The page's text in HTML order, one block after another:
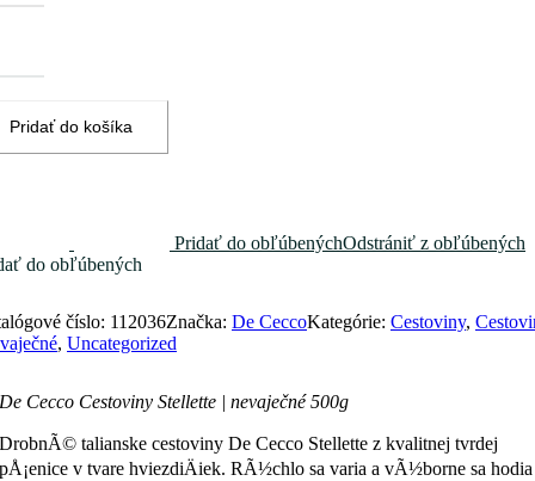
Pridať do košíka
Pridať do obľúbenýchOdstrániť z obľúbených
do obľúbených
číslo: 112036Značka: De CeccoKategórie: Cestoviny,
, Uncategorized
De Cecco Cestoviny Stellette | nevaječné 500g
DrobnÃ© talianske cestoviny De Cecco Stellette z kvalitnej tvrdej
pÅ¡enice v tvare hviezdiÄiek. RÃ½chlo sa varia a vÃ½borne sa hodia